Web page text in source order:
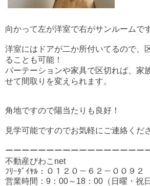
向かって左が洋室で右がサンルームです
洋室にはドアが二か所付いてるので、
ることも可能！
パーテーションや家具で区切れば、家
せて間取りを変えられます。
角地ですので陽当たりも良好！
見学可能ですのでお気軽にご連絡くだ
ーーーーーーーーーーーーーーーーー
不動産びわこnet
ﾌﾘｰﾀﾞｲﾔﾙ：０１２０－６２－００９２
営業時間：9：00～18：00（日曜・祝